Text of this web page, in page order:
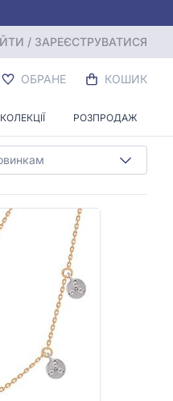
/ ЗАРЕЄСТРУВАТИСЯ
ОБРАНЕ КОШИК
КОЛЕКЦІЇ РОЗПРОДАЖ